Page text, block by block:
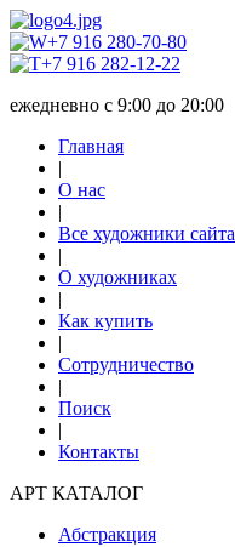
+7 916 280-70-80
+7 916 282-12-22
ежедневно с 9:00 до 20:00
Главная
|
О нас
|
Все художники сайта
|
О художниках
|
Как купить
|
Сотрудничество
|
Поиск
|
Контакты
АРТ КАТАЛОГ
Абстракция